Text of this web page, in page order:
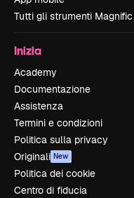
Tutti gli strumenti Magnific
Inizia
Academy
Documentazione
Assistenza
Termini e condizioni
Politica sulla privacy
Originali New
Politica dei cookie
Centro di fiducia